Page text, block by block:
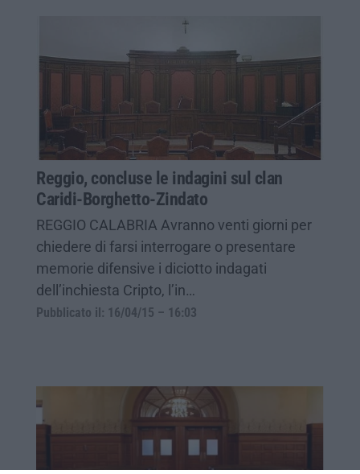
Reggio, concluse le indagini sul clan
Caridi-Borghetto-Zindato
REGGIO CALABRIA Avranno venti giorni per
chiedere di farsi interrogare o presentare
memorie difensive i diciotto indagati
dell’inchiesta Cripto, l’in…
Pubblicato il: 16/04/15 – 16:03